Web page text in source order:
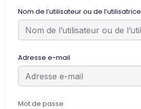
Nom de l’utilisateur ou de l’utilisatrice
Adresse e-mail
Mot de passe